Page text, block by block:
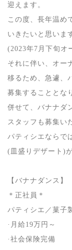
迎えます。
この度、長年温め
いきたいと思いま
(2023年7 月下旬オ
それに伴い、オー
移るため、急遽、
募集することとな
併せて、バナナダ
スタッフも募集い
パティシエならで
(
皿盛りデザート )
【バナナダンス】
＊正社員＊
パティシエ／菓
·月給 19万円～
·社会保険完備